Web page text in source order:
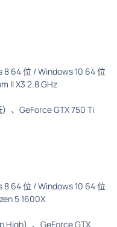
64 位 / Windows 10 64 位
II X3 2.8 GHz
、GeForce GTX 750 Ti
64 位 / Windows 10 64 位
5 1600X
High）、GeForce GTX